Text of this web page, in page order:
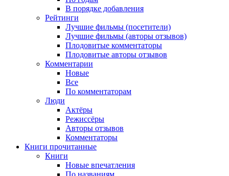
В порядке добавления
Рейтинги
Лучшие фильмы (посетители)
Лучшие фильмы (авторы отзывов)
Плодовитые комментаторы
Плодовитые авторы отзывов
Комментарии
Новые
Все
По комментаторам
Люди
Актёры
Режиссёры
Авторы отзывов
Комментаторы
Книги прочитанные
Книги
Новые впечатления
По названиям